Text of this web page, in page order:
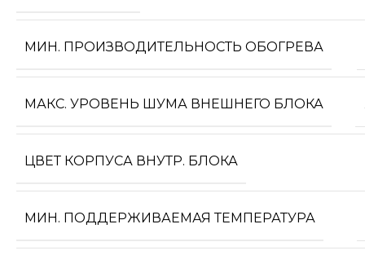
МИН. ПРОИЗВОДИТЕЛЬНОСТЬ ОБОГРЕВА
МАКС. УРОВЕНЬ ШУМА ВНЕШНЕГО БЛОКА
ЦВЕТ КОРПУСА ВНУТР. БЛОКА
МИН. ПОДДЕРЖИВАЕМАЯ ТЕМПЕРАТУРА